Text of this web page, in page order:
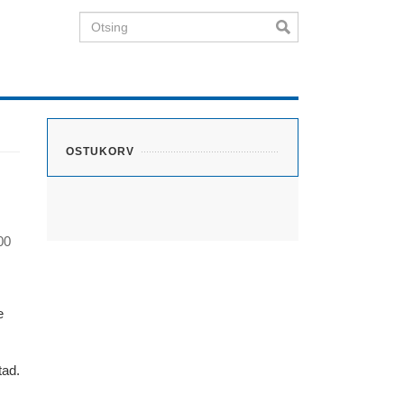
Otsing
OSTUKORV